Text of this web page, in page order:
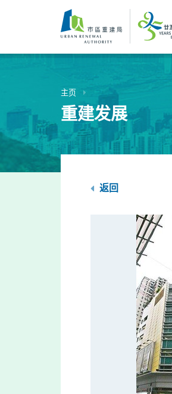
内
主页
重建发展
返回